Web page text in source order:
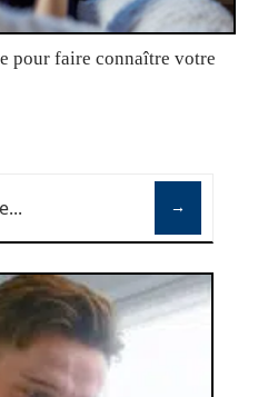
pour faire connaître votre